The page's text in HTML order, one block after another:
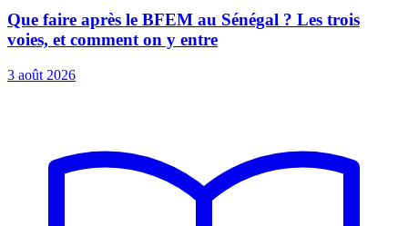
Que faire après le BFEM au Sénégal ? Les trois
voies, et comment on y entre
3 août 2026